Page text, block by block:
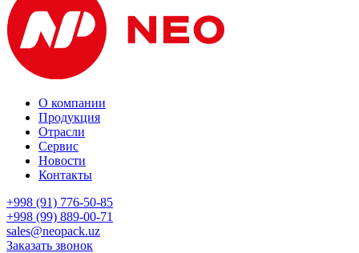
О компании
Продукция
Отрасли
Сервис
Новости
Контакты
+998 (91) 776-50-85
+998 (99) 889-00-71
sales@neopack.uz
Заказать звонок